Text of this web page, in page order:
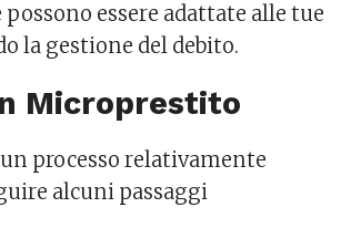
essere adattate alle tue
la gestione del debito.
Microprestito
processo relativamente
alcuni passaggi